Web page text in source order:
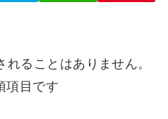
ることはありません。
項目です